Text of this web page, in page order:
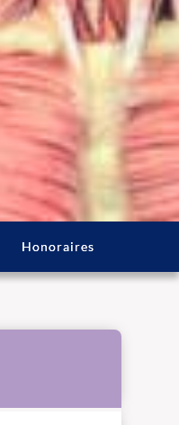
Honoraires